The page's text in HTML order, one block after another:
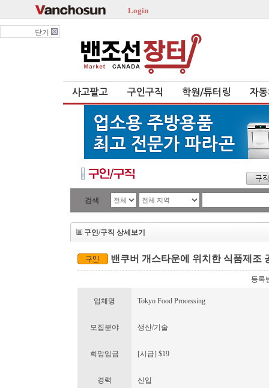
Login
닫기
사고팔고 구인구직 학원/튜터링 자
검색
구인/구직 상세보기
밴쿠버 개스타운에 위치한 식품제조
등록
업체명 Tokyo Food Processing
모집분야 생산/기술
희망임금 [시급] $19
경력 신입